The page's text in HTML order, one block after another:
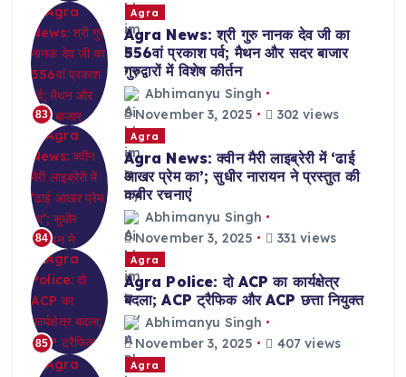
83
Agra
Agra News: श्री गुरु नानक देव जी का
556वां प्रकाश पर्व; मैथन और सदर बाजार
गुरुद्वारों में विशेष कीर्तन
Abhimanyu Singh
November 3, 2025
302 views
84
Agra
Agra News: क्वीन मैरी लाइब्रेरी में ‘ढाई
आखर प्रेम का’; सुधीर नारायन ने प्रस्तुत की
कबीर रचनाएं
Abhimanyu Singh
November 3, 2025
331 views
85
Agra
Agra Police: दो ACP का कार्यक्षेत्र
बदला; ACP ट्रैफिक और ACP छत्ता नियुक्त
Abhimanyu Singh
November 3, 2025
407 views
Agra